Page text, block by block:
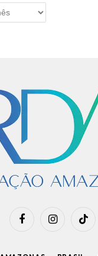
FacebookInstagram